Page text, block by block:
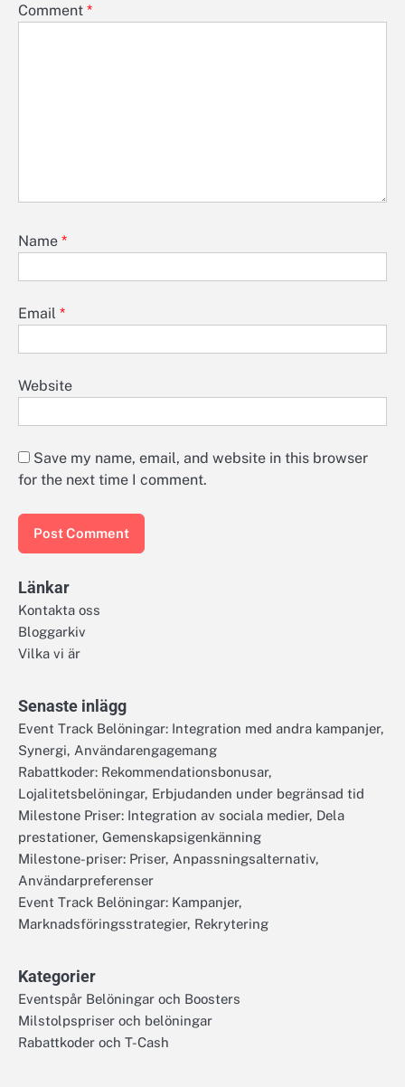
Comment *
Name *
Email *
Website
Save my name, email, and website in this browser
for the next time I comment.
Länkar
Kontakta oss
Bloggarkiv
Vilka vi är
Senaste inlägg
Event Track Belöningar: Integration med andra kampanjer,
Synergi, Användarengagemang
Rabattkoder: Rekommendationsbonusar,
Lojalitetsbelöningar, Erbjudanden under begränsad tid
Milestone Priser: Integration av sociala medier, Dela
prestationer, Gemenskapsigenkänning
Milestone-priser: Priser, Anpassningsalternativ,
Användarpreferenser
Event Track Belöningar: Kampanjer,
Marknadsföringsstrategier, Rekrytering
Kategorier
Eventspår Belöningar och Boosters
Milstolpspriser och belöningar
Rabattkoder och T-Cash